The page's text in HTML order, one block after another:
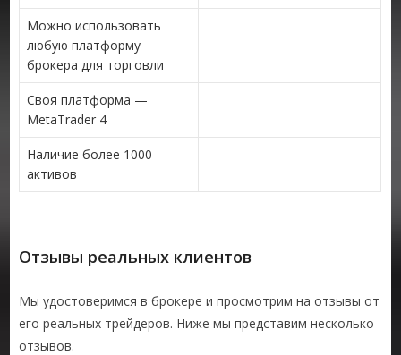
Можно использовать
любую платформу
брокера для торговли
Своя платформа —
MetaTrader 4
Наличие более 1000
активов
Отзывы реальных клиентов
Мы удостоверимся в брокере и просмотрим на отзывы от
его реальных трейдеров. Ниже мы представим несколько
отзывов.